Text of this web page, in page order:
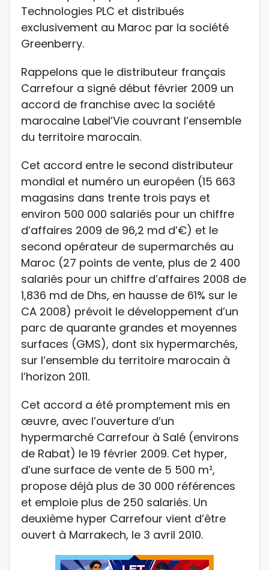
Technologies PLC et distribués
exclusivement au Maroc par la société
Greenberry.
Rappelons que le distributeur français
Carrefour a signé début février 2009 un
accord de franchise avec la société
marocaine Label’Vie couvrant l’ensemble
du territoire marocain.
Cet accord entre le second distributeur
mondial et numéro un européen (15 663
magasins dans trente trois pays et
environ 500 000 salariés pour un chiffre
d’affaires 2009 de 96,2 md d’€) et le
second opérateur de supermarchés au
Maroc (27 points de vente, plus de 2 400
salariés pour un chiffre d’affaires 2008 de
1,836 md de Dhs, en hausse de 61% sur le
CA 2008) prévoit le développement d’un
parc de quarante grandes et moyennes
surfaces (GMS), dont six hypermarchés,
sur l’ensemble du territoire marocain à
l’horizon 2011.
Cet accord a été promptement mis en
œuvre, avec l’ouverture d’un
hypermarché Carrefour à Salé (environs
de Rabat) le 19 février 2009. Cet hyper,
d’une surface de vente de 5 500 m²,
propose déjà plus de 30 000 références
et emploie plus de 250 salariés. Un
deuxième hyper Carrefour vient d’être
ouvert à Marrakech, le 3 avril 2010.